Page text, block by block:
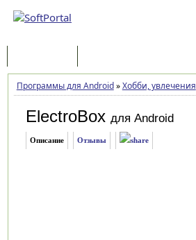
Программы для Android»Хобби, увлечения
ElectroBox для Android
Описание Отзывы